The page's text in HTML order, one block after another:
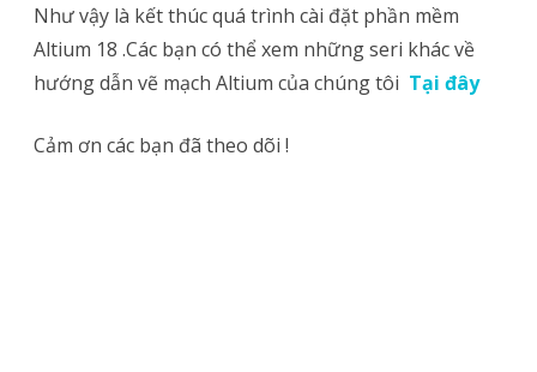
Như vậy là kết thúc quá trình cài đặt phần mềm
Altium 18 .Các bạn có thể xem những seri khác về
hướng dẫn vẽ mạch Altium của chúng tôi Tại đây
Cảm ơn các bạn đã theo dõi !